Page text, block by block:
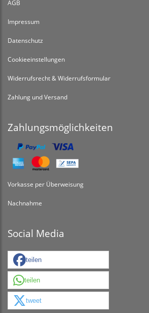
AGB
Impressum
Datenschutz
Cookieeinstellungen
Widerrufsrecht & Widerrufsformular
Zahlung und Versand
Zahlungsmöglichkeiten
Vorkasse per Überweisung
Nachnahme
Social Media
teilen
teilen
tweet